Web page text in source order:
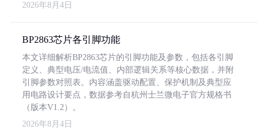
2026年8月4日
BP2863芯片各引脚功能
本文详细解析BP2863芯片的引脚功能及参数，包括各引脚
定义、典型电压/电流值、内部逻辑关系等核心数据，并附
引脚参数对照表。内容涵盖驱动配置、保护机制及典型应
用电路设计要点，数据参考自杭州士兰微电子官方规格书
（版本V1.2）。
2026年8月4日